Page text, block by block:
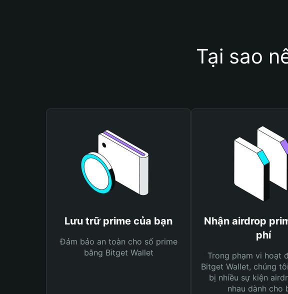
Tại sao
Lưu trữ prime của bạn
Đảm bảo an toàn cho số prime
bằng Bitget Wallet
Nhận airdrop
phí
Trong phạm vi hoạt
Bitget Wallet, chúng
bị nhiều sự kiện
nhau dành cho